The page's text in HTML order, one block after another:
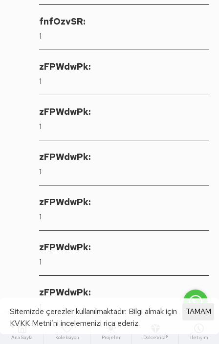
fnfOzvSR:
1
zFPWdwPk:
1
zFPWdwPk:
1
zFPWdwPk:
1
zFPWdwPk:
1
zFPWdwPk:
1
zFPWdwPk:
Ana Sayfa Koleksiyon Projeler DolceVita® İletişim
TAMAM
Sitemizde çerezler kullanılmaktadır. Bilgi almak için
KVKK Metni’ni incelemenizi rica ederiz.